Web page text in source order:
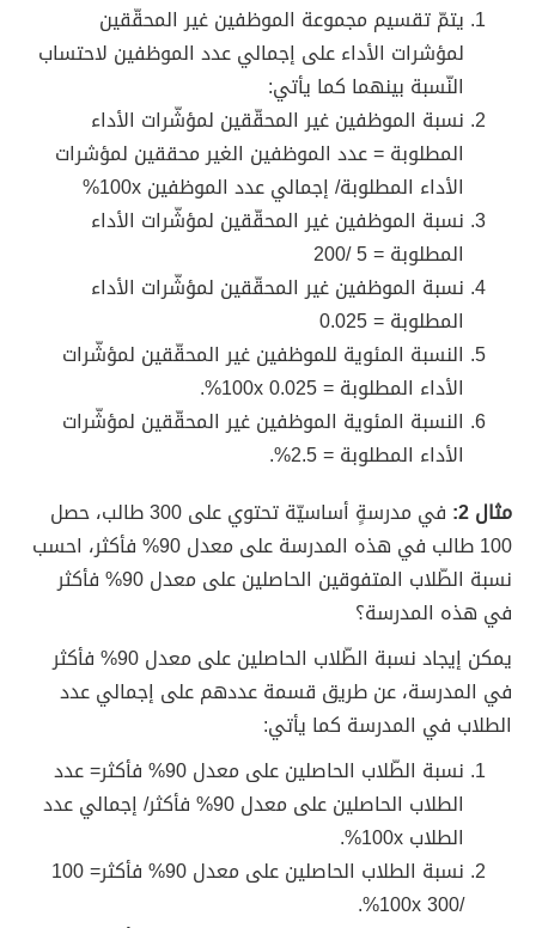
يتمّ تقسيم مجموعة الموظفين غير المحقّقين
لمؤشرات الأداء على إجمالي عدد الموظفين لاحتساب
النّسبة بينهما كما يأتي:
نسبة الموظفين غير المحقّقين لمؤشّرات الأداء
المطلوبة = عدد الموظفين الغير محققين لمؤشرات
الأداء المطلوبة/ إجمالي عدد الموظفين 100x%
نسبة الموظفين غير المحقّقين لمؤشّرات الأداء
المطلوبة = 5 /200
نسبة الموظفين غير المحقّقين لمؤشّرات الأداء
المطلوبة = 0.025
النسبة المئوية للموظفين غير المحقّقين لمؤشّرات
الأداء المطلوبة = 0.025 100x%.
النسبة المئوية الموظفين غير المحقّقين لمؤشّرات
الأداء المطلوبة = 2.5%.
مثال 2:
في مدرسةٍ أساسيّة تحتوي على 300 طالب، حصل
100 طالب في هذه المدرسة على معدل 90% فأكثر، احسب
نسبة الطّلاب المتفوقين الحاصلين على معدل 90% فأكثر
في هذه المدرسة؟
يمكن إيجاد نسبة الطّلاب الحاصلين على معدل 90% فأكثر
في المدرسة، عن طريق قسمة عددهم على إجمالي عدد
الطلاب في المدرسة كما يأتي:
نسبة الطّلاب الحاصلين على معدل 90% فأكثر= عدد
الطلاب الحاصلين على معدل 90% فأكثر/ إجمالي عدد
الطلاب 100x%.
نسبة الطلاب الحاصلين على معدل 90% فأكثر= 100
/300 100x%.